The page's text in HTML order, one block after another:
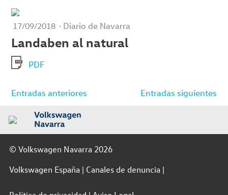
17/09/2018 · Diario de Navarra
Landaben al natural
PDF
Navegación
entradas
Entradas anteriores Entradas siguientes
© Volkswagen Navarra 2026
Volkswagen España
Canales de denuncia